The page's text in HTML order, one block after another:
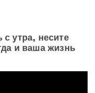
с утра, несите
и ваша жизнь